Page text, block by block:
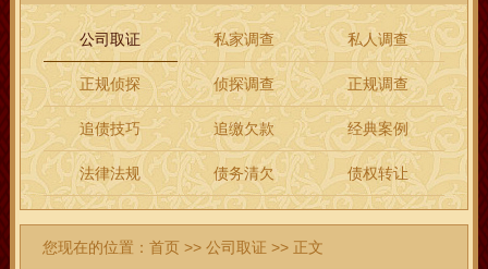
公司取证 私家调查 私人调查
正规侦探 侦探调查 正规调查
追债技巧 追缴欠款 经典案例
法律法规 债务清欠 债权转让
您现在的位置：首页 >>公司取证 >> 正文